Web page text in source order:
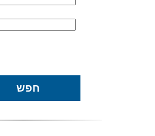
חפש